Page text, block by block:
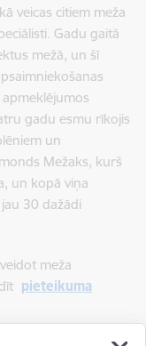
veicas citiem meža
Gadu gaitā
mežā, un šī
gadu esmu rīkojis
un
Mežaks, kurš
un kopā viņa
30 dažādi
meža
pieteikuma